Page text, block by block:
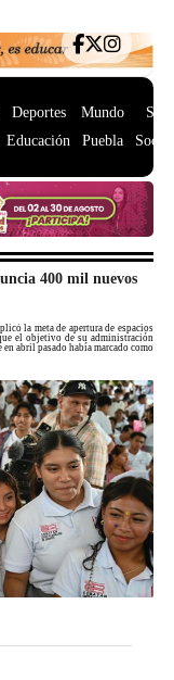
Deportes
Educación
Mundo
Puebla
400 mil nuevos
la meta de apertura de espacios
el objetivo de su administración
abril pasado había marcado como